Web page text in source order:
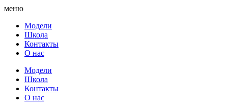
меню
Модели
Школа
Контакты
О нас
Модели
Школа
Контакты
О нас